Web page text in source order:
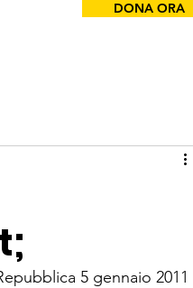
DONA ORA
5 gennaio 2011